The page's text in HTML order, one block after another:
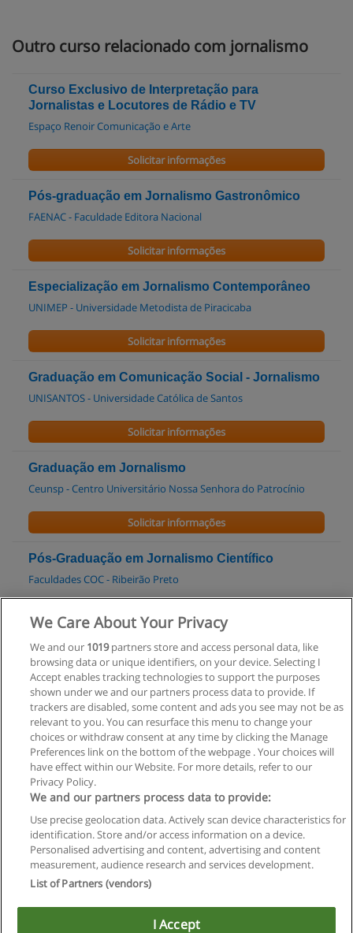
Outro curso relacionado com jornalismo
Curso Exclusivo de Interpretação para
Jornalistas e Locutores de Rádio e TV
Espaço Renoir Comunicação e Arte
Solicitar informações
Pós-graduação em Jornalismo Gastronômico
FAENAC - Faculdade Editora Nacional
Solicitar informações
Especialização em Jornalismo Contemporâneo
UNIMEP - Universidade Metodista de Piracicaba
Solicitar informações
Graduação em Comunicação Social - Jornalismo
UNISANTOS - Universidade Católica de Santos
Solicitar informações
Graduação em Jornalismo
Ceunsp - Centro Universitário Nossa Senhora do Patrocínio
Solicitar informações
Pós-Graduação em Jornalismo Científico
Faculdades COC - Ribeirão Preto
Solicitar informações
Graduação em Jornalismo
Faculdades COC - Ribeirão Preto
Solicitar informações
Regras de uso
Privacidade de dados
Entrar em contato com Educaedu
Copyright © Educaedu Business S.L. - CIF : B-95610580: -
We Care About Your Privacy
We and our 1019partners store and access personal data, like
browsing data or unique identifiers, on your device. Selecting I
Accept enables tracking technologies to support the purposes
shown under we and our partners process data to provide. If
trackers are disabled, some content and ads you see may not be as
relevant to you. You can resurface this menu to change your
choices or withdraw consent at any time by clicking the Manage
Preferences link on the bottom of the webpage . Your choices will
have effect within our Website. For more details, refer to our
Privacy Policy.
We and our partners process data to provide:
Use precise geolocation data. Actively scan device characteristics for
identification. Store and/or access information on a device.
Personalised advertising and content, advertising and content
measurement, audience research and services development.
List of Partners (vendors)
I Accept